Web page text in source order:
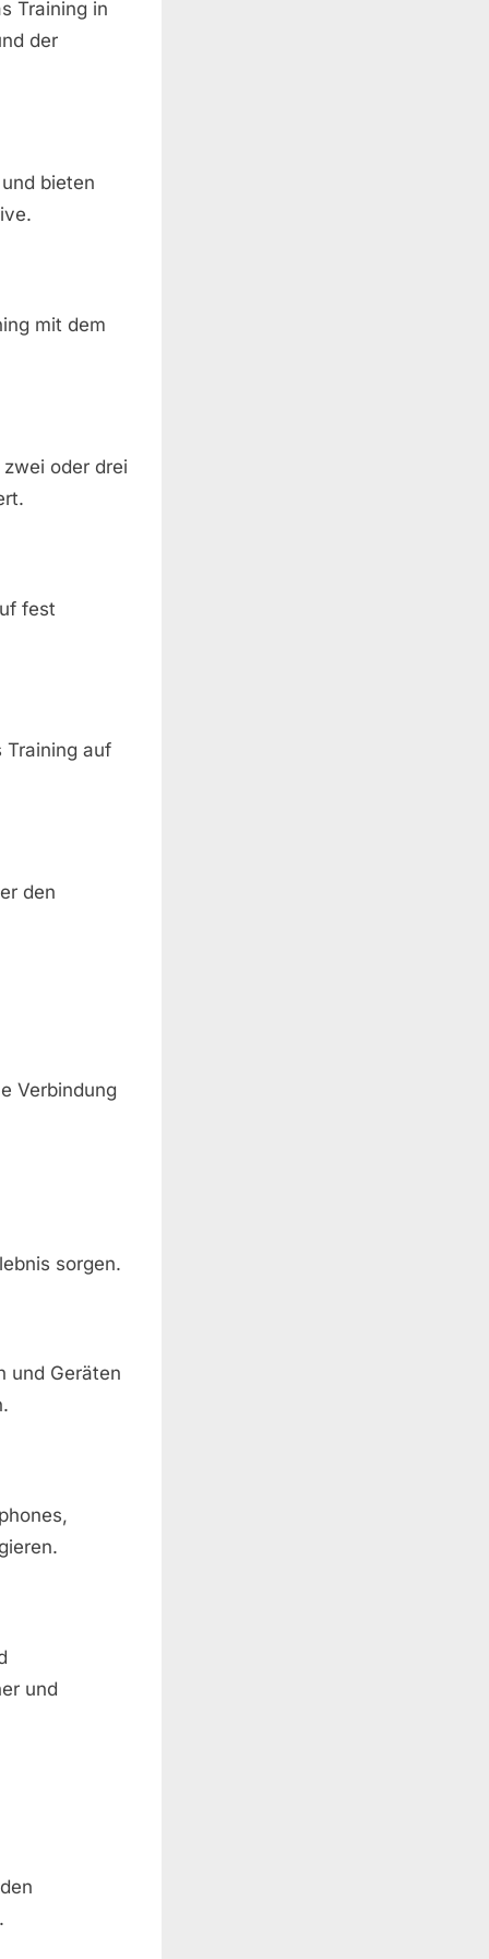
Training in
der
bieten
mit dem
oder drei
fest
Training auf
den
Verbindung
sorgen.
und Geräten
und